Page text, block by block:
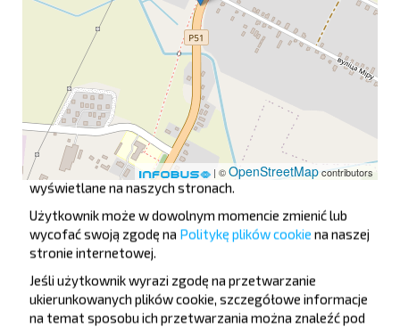
| ©OpenStreetMapcontributors
Микелевщина
"Pliki cookie" to małe pliki tekstowe, które mogą być
używane przez strony internetowe w celu poprawy
komfortu użytkowania. Prawo stanowi, że możemy
przechowywać pliki cookie na urządzeniu użytkownika,
jeśli są one absolutnie niezbędne do działania tej witryny.
W przypadku wszystkich innych rodzajów plików cookie
należy uzyskać zgodę użytkownika. Ta witryna
wykorzystuje różne rodzaje plików cookie. Niektóre pliki
cookie są umieszczane przez usługi stron trzecich
wyświetlane na naszych stronach.
Użytkownik może w dowolnym momencie zmienić lub
wycofać swoją zgodę na Politykę plików cookie na naszej
stronie internetowej.
Jeśli użytkownik wyrazi zgodę na przetwarzanie
ukierunkowanych plików cookie, szczegółowe informacje
na temat sposobu ich przetwarzania można znaleźć pod